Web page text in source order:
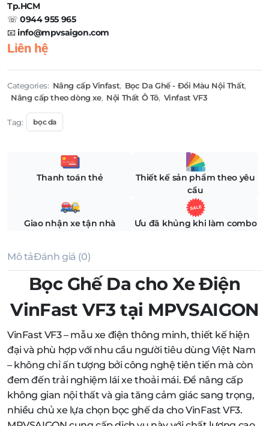
Tp.HCM
☏0944 955 965
📧info@mpvsaigon.com
Liên hệ
Categories: Nâng cấp Vinfast, Bọc Da Ghế - Đổi Màu Nội Thất,
Nâng cấp theo dòng xe, Nội Thất Ô Tô, Vinfast VF3
Tag: bọc da
Thanh toán thẻ
Thiết kế sản phẩm theo yêu
cầu
Giao nhận xe tận nhà Ưu đã khủng khi làm combo
Mô tảĐánh giá (0)
Bọc Ghế Da cho Xe Điện
VinFast VF3 tại MPVSAIGON
VinFast VF3 – mẫu xe điện thông minh, thiết kế hiện
đại và phù hợp với nhu cầu người tiêu dùng Việt Nam
– không chỉ ấn tượng bởi công nghệ tiên tiến mà còn
đem đến trải nghiệm lái xe thoải mái. Để nâng cấp
không gian nội thất và gia tăng cảm giác sang trọng,
nhiều chủ xe lựa chọn bọc ghế da cho VinFast VF3.